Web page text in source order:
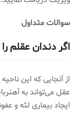
سوالات متداول
اگر دندان عقلم
از آنجایی که این
عقل می‌تواند به
ایجاد بیماری لثه و